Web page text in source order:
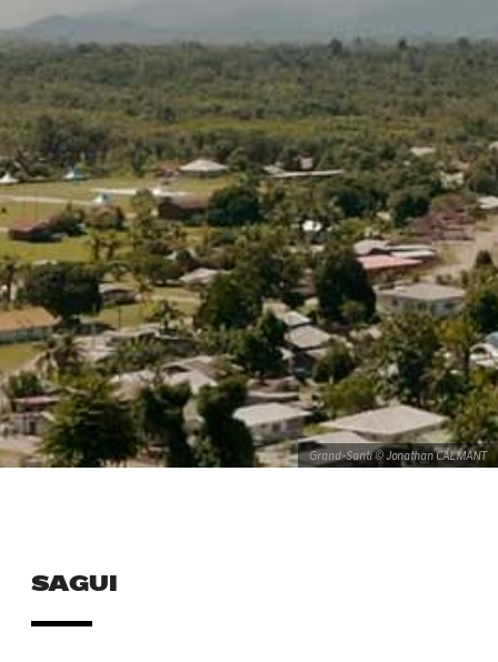
Grand-Santi © Jonathan CALMANT
SAGUI